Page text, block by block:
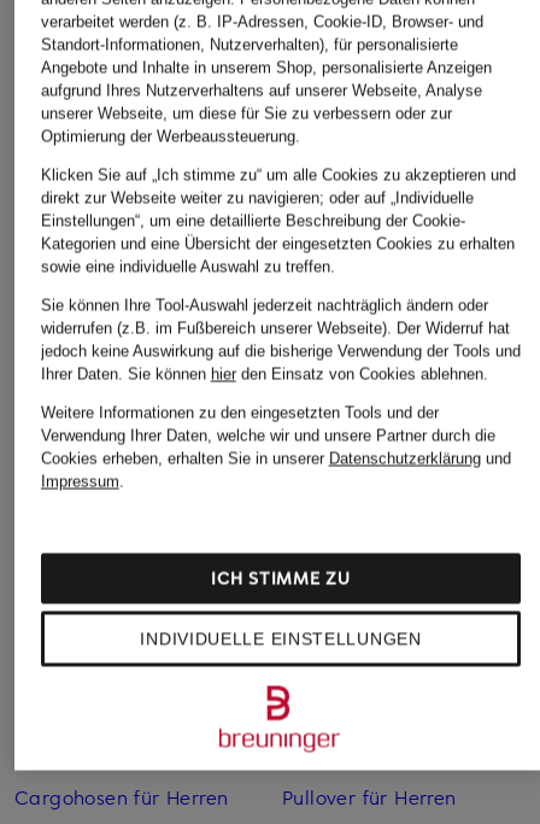
+Aktionsrabatt
Rich & Royal
Hose
89,99 €
Bestpreis:76,49 €
+Aktionsrabatt
YERSE
Hose CARLI
44,99 €
Bestpreis: 94,90 €
+Aktionsrabatt
Marlenehose
59,99 €
Bestpreis:50,99 €
Weitere Kategorien
Cargohosen für Herren
Mäntel für Herren
Pullover für Damen
Pullover für Herren
verarbeitet werden (z. B. IP-Adressen, Cookie-ID, Browser- und
Standort-Informationen, Nutzerverhalten), für personalisierte
Angebote und Inhalte in unserem Shop, personalisierte Anzeigen
aufgrund Ihres Nutzerverhaltens auf unserer Webseite, Analyse
unserer Webseite, um diese für Sie zu verbessern oder zur
Optimierung der Werbeaussteuerung.
Klicken Sie auf „Ich stimme zu“ um alle Cookies zu akzeptieren und
direkt zur Webseite weiter zu navigieren; oder auf „Individuelle
Einstellungen“, um eine detaillierte Beschreibung der Cookie-
Kategorien und eine Übersicht der eingesetzten Cookies zu erhalten
sowie eine individuelle Auswahl zu treffen.
Sie können Ihre Tool-Auswahl jederzeit nachträglich ändern oder
widerrufen (z.B. im Fußbereich unserer Webseite). Der Widerruf hat
jedoch keine Auswirkung auf die bisherige Verwendung der Tools und
Ihrer Daten. Sie können hierden Einsatz von Cookies ablehnen.
Weitere Informationen zu den eingesetzten Tools und der
Verwendung Ihrer Daten, welche wir und unsere Partner durch die
Cookies erheben, erhalten Sie in unserer Datenschutzerklärungund
Impressum.
INDIVIDUELLE EINSTELLUNGEN
ICH STIMME ZU